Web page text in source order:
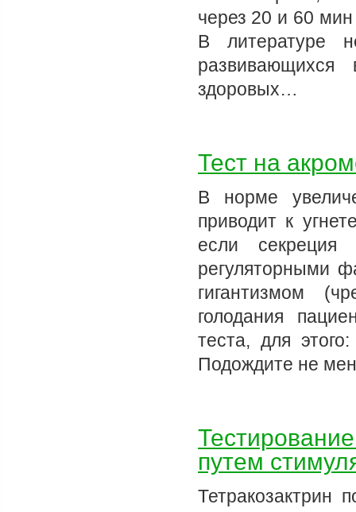
через 20 и 60
В литературе
развивающихся
здоровых…
Тест на
В норме
приводит к
если секреция
регуляторными
гигантизмом
голодания
теста, для
Подождите не
путем
Тетракозактрин